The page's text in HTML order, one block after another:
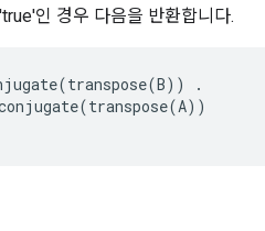
인 경우 다음을 반환합니다.
(transpose(B))
.
(transpose(A))